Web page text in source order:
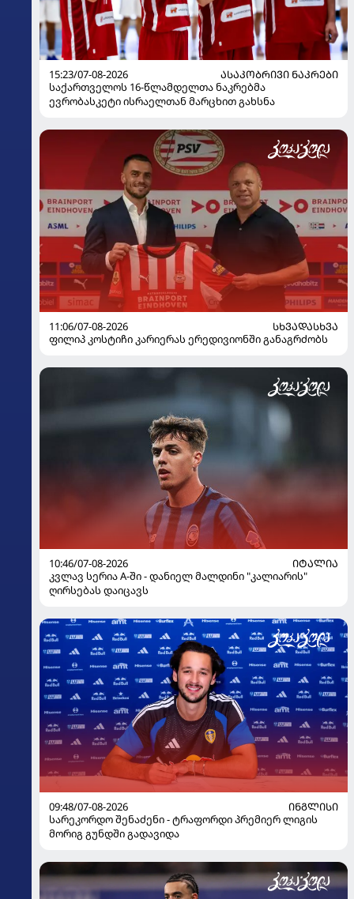
15:23/07-08-2026
ᲐᲡᲐᲙᲝᲑᲠᲘᲕᲘ ᲜᲐᲙᲠᲔᲑᲘ
საქართველოს 16-წლამდელთა ნაკრებმა
ევრობასკეტი ისრაელთან მარცხით გახსნა
11:06/07-08-2026
ᲡᲮᲕᲐᲓᲐᲡᲮᲕᲐ
ფილიპ კოსტიჩი კარიერას ერედივიონში განაგრძობს
10:46/07-08-2026
ᲘᲢᲐᲚᲘᲐ
კვლავ სერია A-ში - დანიელ მალდინი "კალიარის"
ღირსებას დაიცავს
09:48/07-08-2026
ᲘᲜᲒᲚᲘᲡᲘ
სარეკორდო შენაძენი - ტრაფორდი პრემიერ ლიგის
მორიგ გუნდში გადავიდა